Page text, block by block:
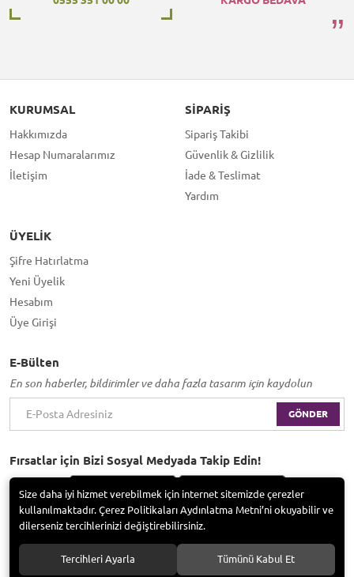
KURUMSAL
Hakkımızda
Hesap Numaralarımız
İletişim
SIPARIŞ
Sipariş Takibi
Güvenlik & Gizlilik
İade & Teslimat
Yardım
ÜYELIK
Şifre Hatırlatma
Yeni Üyelik
Hesabım
Üye Girişi
E-Bülten
En son haberler, bildirimler ve daha fazla tasarım için kaydolun
GÖNDER
Fırsatlar için Bizi Sosyal Medyada Takip Edin!
Bayramoğlu Group / Adem Tufan Kocabaş. Tüm hakları saklıdır.
Size daha iyi hizmet verebilmek için internet sitemizde çerezler
kullanılmaktadır. Çerez Politikaları Aydınlatma Metni’ni okuyabilir ve
dilerseniz tercihlerinizi değiştirebilirsiniz.
Tercihleri Ayarla Tümünü Kabul Et